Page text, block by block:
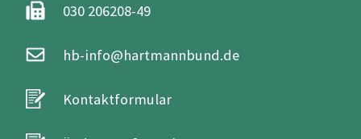
030 206208-49
hb-info@hartmannbund.de
Kontaktformular